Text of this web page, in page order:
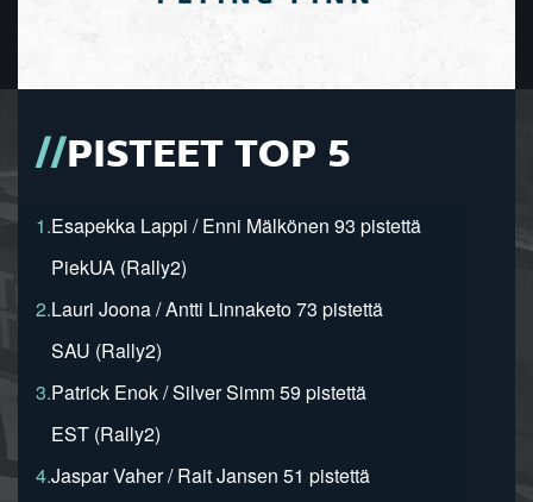
PISTEET TOP 5
1.Esapekka Lappi / Enni Mälkönen 93 pistettä
PiekUA (Rally2)
2.Lauri Joona / Antti Linnaketo 73 pistettä
SAU (Rally2)
3.Patrick Enok / Silver Simm 59 pistettä
EST (Rally2)
4.Jaspar Vaher / Rait Jansen 51 pistettä